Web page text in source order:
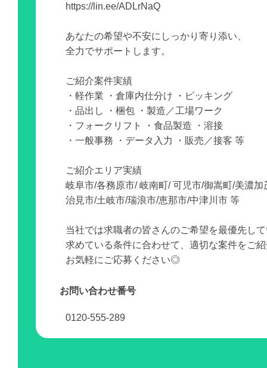
https://lin.ee/ADLrNaQ
あなたの希望や不安にしっかり寄り添い、
全力でサポートします。
ご紹介案件実績
・軽作業 ・倉庫内仕分け ・ピッキング
・品出し ・梱包 ・製造／工場ワーク
・フォークリフト ・食品製造 ・溶接
・一般事務 ・データ入力 ・販売／接客 等
ご紹介エリア実績
岐阜市/各務原市/ 岐南町/ 可児市/御嵩町/美濃加
治見市/土岐市/瑞浪市/恵那市/中津川市 等
当社では求職者の皆さんのご希望を最優先し
求めている条件に合わせて、適切な案件をご
お気軽にご応募ください◎
お問い合わせ番号
0120-555-289